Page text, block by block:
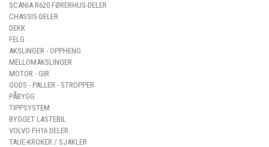
SCANIA R620 FØRERHUS-DELER
CHASSIS-DELER
DEKK
FELG
AKSLINGER - OPPHENG
MELLOMAKSLINGER
MOTOR - GIR
GODS - PALLER - STROPPER
PÅBYGG
TIPPSYSTEM
BYGGET LASTEBIL
VOLVO FH16 DELER
TAUE-KROKER / SJAKLER